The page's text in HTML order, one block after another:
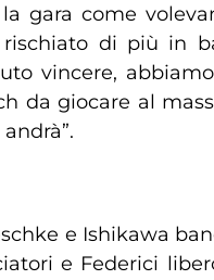
gara come
di più in
vincere,
da giocare al
e Ishikawa
e Federici